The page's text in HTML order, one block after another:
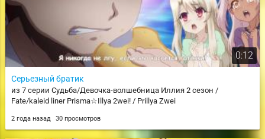
0:12
Серьезный братик
из 7 серии Судьба/Девочка-волшебница Иллия 2 сезон /
Fate/kaleid liner Prisma☆Illya 2wei! / Prillya Zwei
2 года назад 30 просмотров